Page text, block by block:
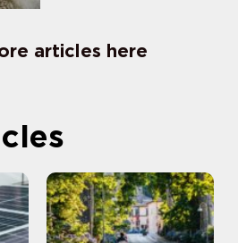
articles here